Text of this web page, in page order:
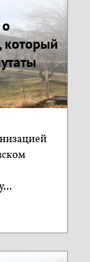
который